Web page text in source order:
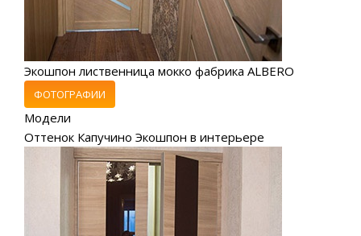
Экошпон лиственница мокко фабрика ALBERO
ФОТОГРАФИИ
Модели
Оттенок Капучино Экошпон в интерьере